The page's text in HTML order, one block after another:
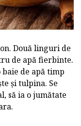
Două linguri de
de apă fierbinte.
de apă timp
și tulpina. Se
să ia o jumătate